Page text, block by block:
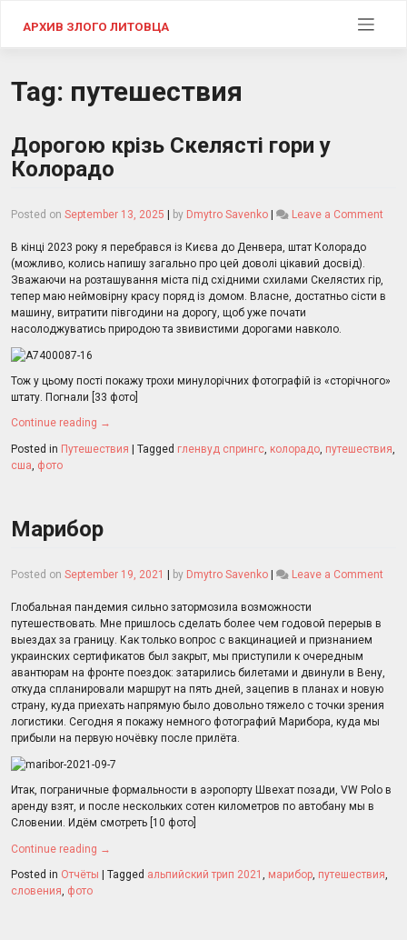
АРХИВ ЗЛОГО ЛИТОВЦА
Tag: путешествия
Дорогою крізь Скелясті гори у
Колорадо
Posted on September 13, 2025 | by Dmytro Savenko | Leave a Comment
у
В кінці 2023 року я перебрався із Києва до Денвера, штат Колорадо
(можливо, колись напишу загально про цей доволі цікавий досвід).
Зважаючи на розташування міста під східними схилами Скелястих гір,
тепер маю неймовірну красу поряд із домом. Власне, достатньо сісти в
машину, витратити півгодини на дорогу, щоб уже почати
насолоджуватись природою та звивистими дорогами навколо.
Тож у цьому пості покажу трохи минулорічних фотографій із «сторічного»
штату. Погнали [33 фото]
Continue reading →
Posted in Путешествия | Tagged гленвуд спрингс колорадо путешествия
сша фото
Марибор
Posted on September 19, 2021 | by Dmytro Savenko | Leave a Comment
Глобальная пандемия сильно затормозила возможности
путешествовать. Мне пришлось сделать более чем годовой перерыв в
выездах за границу. Как только вопрос с вакцинацией и признанием
украинских сертификатов был закрыт, мы приступили к очередным
авантюрам на фронте поездок: затарились билетами и двинули в Вену,
откуда спланировали маршрут на пять дней, зацепив в планах и новую
страну, куда приехать напрямую было довольно тяжело с точки зрения
логистики. Сегодня я покажу немного фотографий Марибора, куда мы
прибыли на первую ночёвку после прилёта.
Итак, пограничные формальности в аэропорту Швехат позади, VW Polo в
аренду взят, и после нескольких сотен километров по автобану мы в
Словении. Идём смотреть [10 фото]
Continue reading →
Posted in Отчёты | Tagged альпийский трип 2021 марибор путешествия
словения фото